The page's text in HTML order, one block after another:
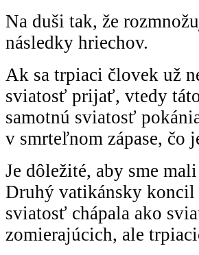
Na duši tak, že
následky hriechov.
Ak sa trpiaci človek už
sviatosť prijať, vtedy
samotnú sviatosť
v smrteľnom zápase, čo
Je dôležité, aby sme
Druhý vatikánsky
sviatosť chápala ako
zomierajúcich, ale